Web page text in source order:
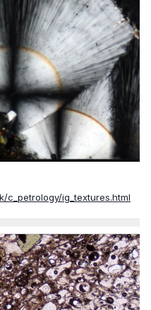
c_petrology/ig_textures.html